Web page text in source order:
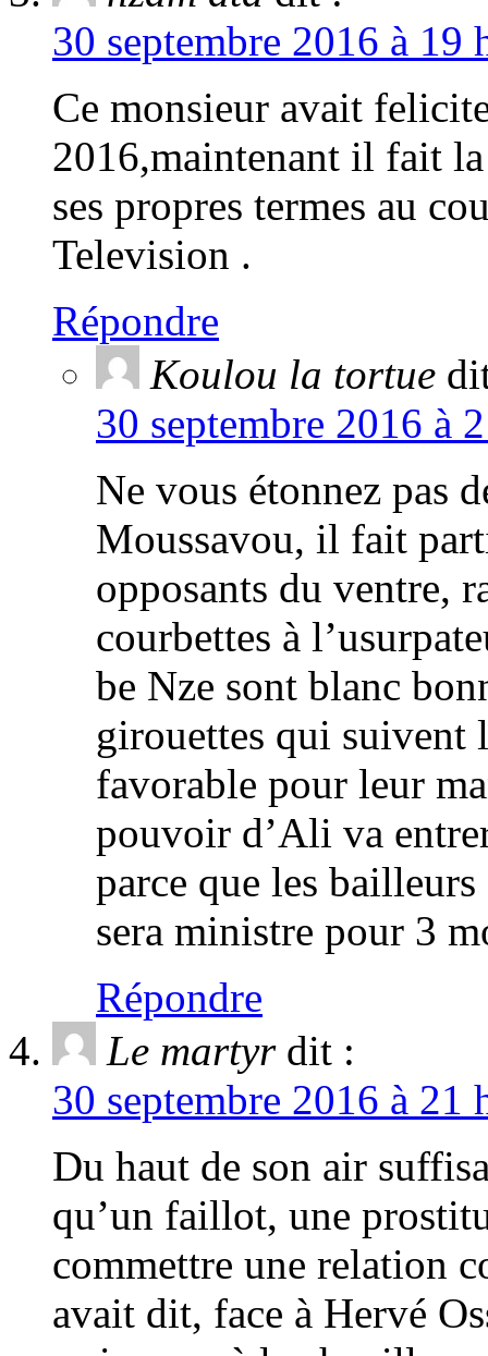
30 septembre 2016 à
Ce monsieur avait
2016,maintenant il fait
ses propres termes au
Television .
Répondre
Koulou la tortue
30 septembre 2016 à
Ne vous étonnez pas
Moussavou, il fait
opposants du ventre,
courbettes à
be Nze sont blanc
girouettes qui
favorable pour leur
pouvoir d’Ali va
parce que les
sera ministre pour 3
Répondre
Le martyr dit :
30 septembre 2016 à
Du haut de son air
qu’un faillot, une
commettre une relation
avait dit, face à Hervé